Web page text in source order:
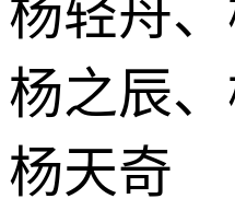
杨轻舟、
杨之辰、
杨天奇